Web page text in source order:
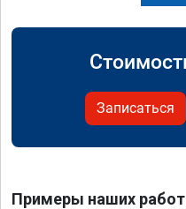
Записаться
Примеры наших